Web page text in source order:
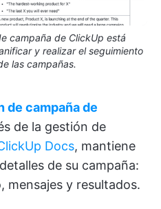
campaña de ClickUp está
y realizar el seguimiento
las campañas.
de campaña de
de la gestión de
Docs, mantiene
de su campaña:
mensajes y resultados.